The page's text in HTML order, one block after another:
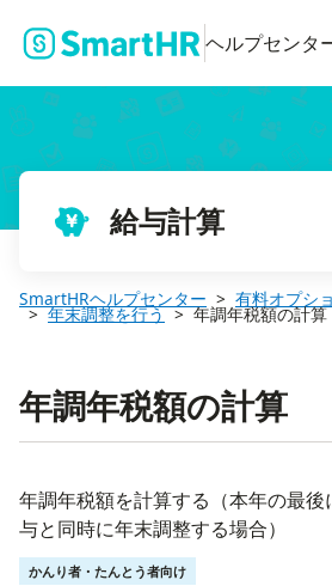
ヘルプセンタ
給与計算
SmartHRヘルプセンター 有料オプシ
年末調整を行う 年調年税額の計算
年調年税額の計算
年調年税額を計算する（本年の最後
与と同時に年末調整する場合）
かんり者・たんとう者向け